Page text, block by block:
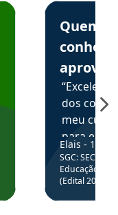
Concursos em
Estudante
Quem
aprova
dos
meu
para
colocar
através
de
Elais - 15/
SGC: SEC BA
Educação
(Edital